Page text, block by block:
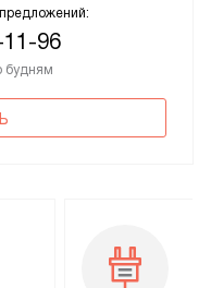
11-96
будням